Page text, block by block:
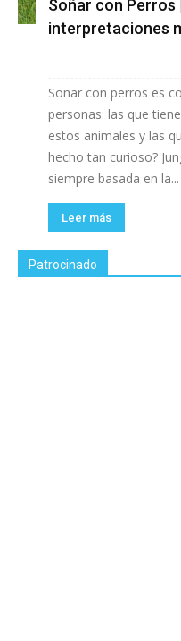
Soñar con Perros
interpretaciones
Soñar con perros es
personas: las que
estos animales y las
hecho tan curioso?
siempre basada en la...
Leer más
Patrocinado